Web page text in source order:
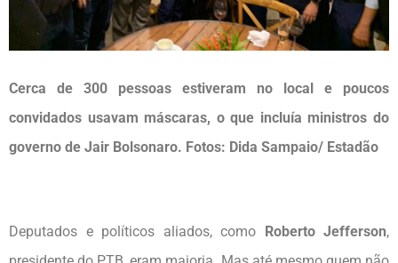
Cerca de 300 pessoas estiveram no local e poucos
convidados usavam máscaras, o que incluía ministros do
governo de Jair Bolsonaro. Fotos: Dida Sampaio/ Estadão
Deputados e políticos aliados, como Roberto Jefferson,